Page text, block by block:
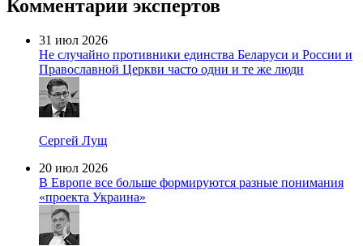
Комментарии экспертов
31 июл 2026
Не случайно противники единства Беларуси и России и
Православной Церкви часто одни и те же люди
Сергей Лущ
20 июл 2026
В Европе все больше формируются разные понимания
«проекта Украина»